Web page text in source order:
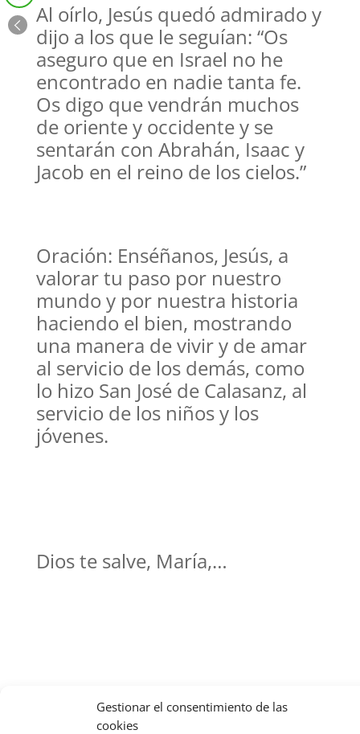
Gestionar el consentimiento de las
cookies
Al oírlo, Jesús quedó admirado y
dijo a los que le seguían: “Os
aseguro que en Israel no he
encontrado en nadie tanta fe.
Os digo que vendrán muchos
de oriente y occidente y se
sentarán con Abrahán, Isaac y
Jacob en el reino de los cielos.”
Oración: Enséñanos, Jesús, a
valorar tu paso por nuestro
mundo y por nuestra historia
haciendo el bien, mostrando
una manera de vivir y de amar
al servicio de los demás, como
lo hizo San José de Calasanz, al
servicio de los niños y los
jóvenes.
Dios te salve, María,…